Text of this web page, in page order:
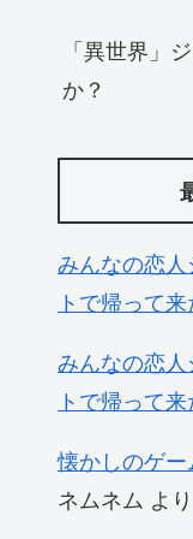
「異世界」
か？
みんなの恋
トで帰って来
みんなの恋
トで帰って来
懐かしのゲ
ネムネム より